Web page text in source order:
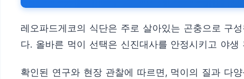
레오파드게코의 식단은 주로 살아있는 곤충으로 구
다. 올바른 먹이 선택은 신진대사를 안정시키고 야
확인된 연구와 현장 관찰에 따르면, 먹이의 질과 다